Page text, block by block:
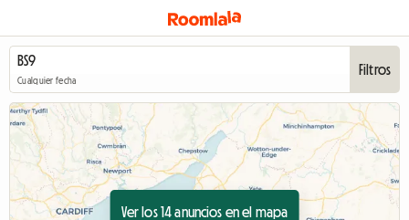
Cualquier fecha
Filtros
Ver los 14 anuncios en el mapa